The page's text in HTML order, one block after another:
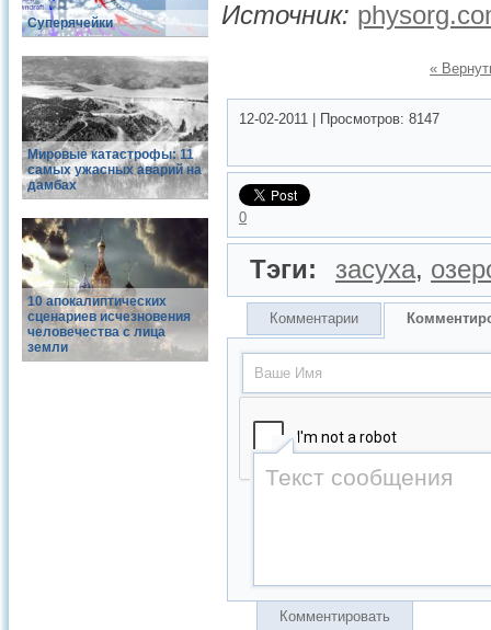
Суперячейки
Мировые катастрофы: 11
самых ужасных аварий на
дамбах
10 апокалиптических
сценариев исчезновения
человечества с лица
земли
Источник:
«
12-02-2011 Просмотров: 8147
0
Тэги: засуха,
Комментарии
Комментировать